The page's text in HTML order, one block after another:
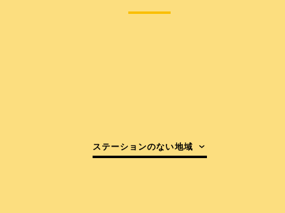
ステーションのない地域